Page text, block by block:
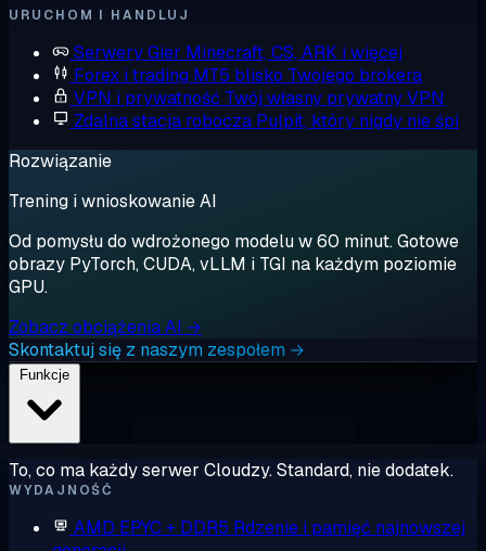
URUCHOM I HANDLUJ
Serwery Gier Minecraft, CS, ARK i więcej
Forex i trading MT5 blisko Twojego brokera
VPN i prywatność Twój własny prywatny VPN
Zdalna stacja robocza Pulpit, który nigdy nie śpi
Rozwiązanie
Trening i wnioskowanie AI
Od pomysłu do wdrożonego modelu w 60 minut. Gotowe
obrazy PyTorch, CUDA, vLLM i TGI na każdym poziomie
GPU.
Zobacz obciążenia AI →
Skontaktuj się z naszym zespołem →
To, co ma każdy serwer Cloudzy. Standard, nie dodatek.
WYDAJNOŚĆ
AMD EPYC + DDR5 Rdzenie i pamięć najnowszej